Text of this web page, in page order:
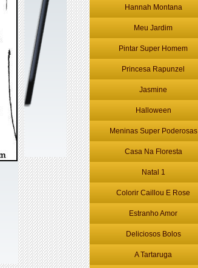
Hannah Montana
Meu Jardim
Pintar Super Homem
Princesa Rapunzel
Jasmine
Halloween
Meninas Super Poderosas
Casa Na Floresta
Natal 1
Colorir Caillou E Rose
Estranho Amor
Deliciosos Bolos
A Tartaruga